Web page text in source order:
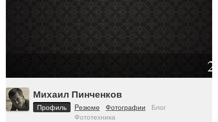
Михаил Пинченков
Профиль Pезюме Фотографии
Блог
Фототехника